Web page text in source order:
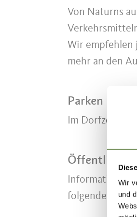
Wir
und
Von Naturns
Wir empfehlen
mehr an den
Parken
Im
Öffentliche
Informationen
folgende